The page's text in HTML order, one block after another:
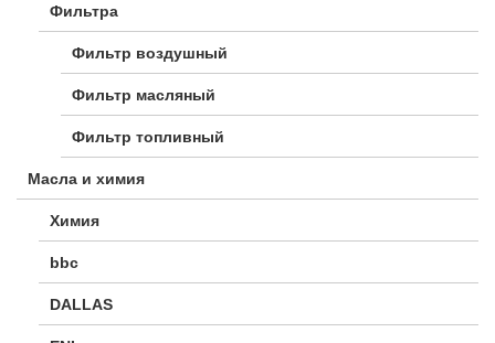
Фильтра
Фильтр воздушный
Фильтр масляный
Фильтр топливный
Масла и химия
Химия
bbc
DALLAS